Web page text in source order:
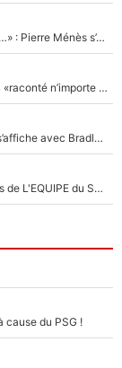
«Un très mauvais choix pour le PSG, je n’en peux plus…» : Pierre Ménès s’est complètement trompé avec Luis Enrique et ces déclarations le prouvent !
«Je m’en veux terriblement» : Le jour où Daniel Riolo a «raconté n’importe quoi» dans l'After Foot !
Ousmane Dembélé de retour au PSG : Le Ballon d’Or s’affiche avec Bradley Barcola en plein cœur du feuilleton sur son départ !
Pierre Ménès «ne supporte pas» certains chroniqueurs de L'EQUIPE du Soir : Ils vont tous partir !
cause du PSG !